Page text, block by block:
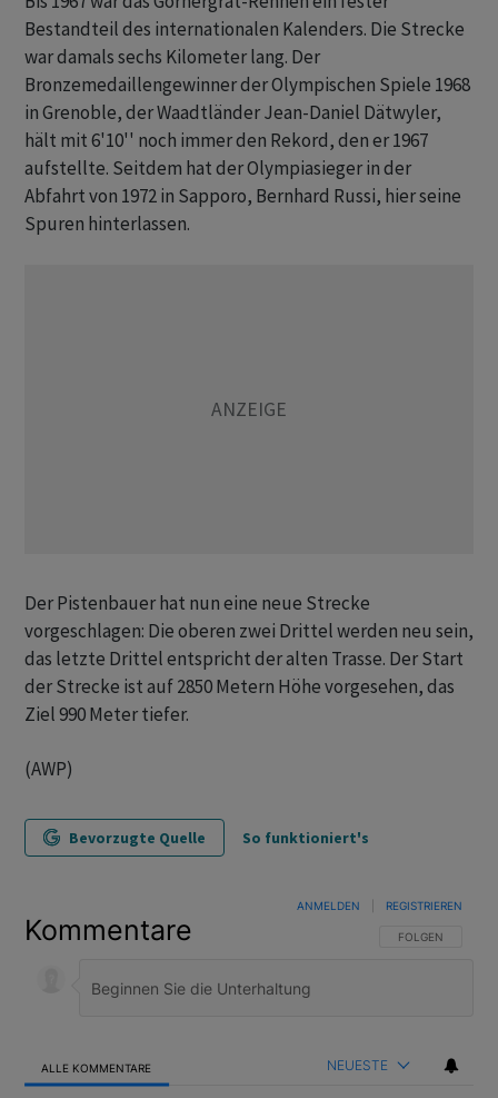
Bestandteil des internationalen Kalenders. Die Strecke
war damals sechs Kilometer lang. Der
Bronzemedaillengewinner der Olympischen Spiele 1968
in Grenoble, der Waadtländer Jean-Daniel Dätwyler,
hält mit 6'10'' noch immer den Rekord, den er 1967
aufstellte. Seitdem hat der Olympiasieger in der
Abfahrt von 1972 in Sapporo, Bernhard Russi, hier seine
Spuren hinterlassen.
Der Pistenbauer hat nun eine neue Strecke
vorgeschlagen: Die oberen zwei Drittel werden neu sein,
das letzte Drittel entspricht der alten Trasse. Der Start
der Strecke ist auf 2850 Metern Höhe vorgesehen, das
Ziel 990 Meter tiefer.
(AWP)
Bevorzugte Quelle So funktioniert's
Kommentare FOLGE DIESER
FOLGEN
ANMELDEN REGISTRIEREN
ALLE KOMMENTARE NEUESTE